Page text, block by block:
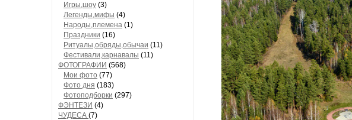
Игры,шоу (3)
Легенды,мифы (4)
Народы,племена (1)
Праздники (16)
Ритуалы,обряды,обычаи (11)
Фестивали,карнавалы (11)
ФОТОГРАФИИ (568)
Мои фото (77)
Фото дня (183)
Фотоподборки (297)
ФЭНТЕЗИ (4)
ЧУДЕСА (7)